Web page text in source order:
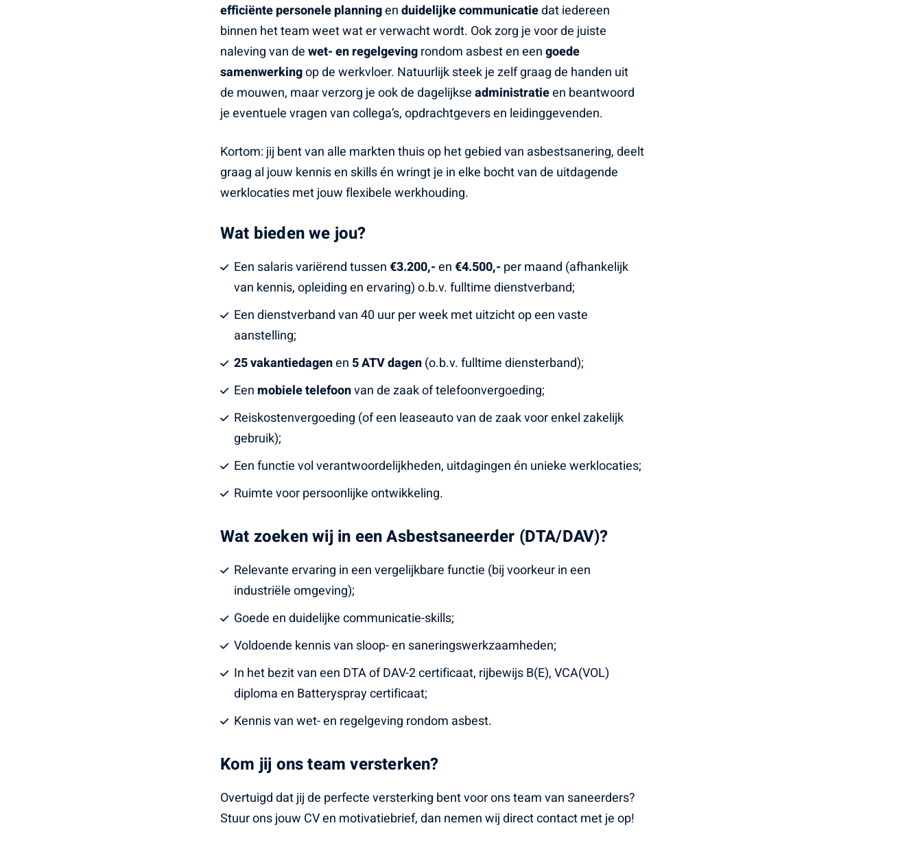
efficiënte personele planningenduidelijke communicatiedat iedereen
binnen het team weet wat er verwacht wordt. Ook zorg je voor de juiste
naleving van dewet- en regelgevingrondom asbest en eengoede
samenwerkingop de werkvloer. Natuurlijk steek je zelf graag de handen uit
de mouwen, maar verzorg je ook de dagelijkseadministratieen beantwoord
je eventuele vragen van collega’s, opdrachtgevers en leidinggevenden.
Kortom: jij bent van alle markten thuis op het gebied van asbestsanering, deelt
graag al jouw kennis en skills én wringt je in elke bocht van de uitdagende
werklocaties met jouw flexibele werkhouding.
Wat bieden we jou?
Een salaris variërend tussen€3.200,-en€4.500,- per maand (afhankelijk
van kennis, opleiding en ervaring) o.b.v. fulltime dienstverband;
Een dienstverband van 40 uur per week met uitzicht op een vaste
aanstelling;
25 vakantiedagenen 5 ATV dagen(o.b.v. fulltime diensterband);
Een mobiele telefoonvan de zaak of telefoonvergoeding;
Reiskostenvergoeding (of een leaseauto van de zaak voor enkel zakelijk
gebruik);
Een functie vol verantwoordelijkheden, uitdagingen én unieke werklocaties;
Ruimte voor persoonlijke ontwikkeling.
Wat zoeken wij in een Asbestsaneerder (DTA/DAV)?
Relevante ervaring in een vergelijkbare functie (bij voorkeur in een
industriële omgeving);
Goede en duidelijke communicatie-skills;
Voldoende kennis van sloop- en saneringswerkzaamheden;
In het bezit van een DTA of DAV-2 certificaat, rijbewijs B(E), VCA(VOL)
diploma en Batteryspray certificaat;
Kennis van wet- en regelgeving rondom asbest.
Kom jij ons team versterken?
Overtuigd dat jij de perfecte versterking bent voor ons team van saneerders?
Stuur ons jouw CV en motivatiebrief, dan nemen wij direct contact met je op!